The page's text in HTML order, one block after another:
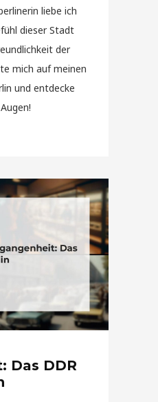
liebe ich
dieser Stadt
der
mich auf meinen
und entdecke
Das DDR